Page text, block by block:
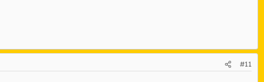
#11